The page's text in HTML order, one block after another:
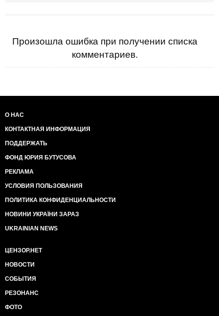
Произошла ошибка при получении списка
комментариев.
О НАС
КОНТАКТНАЯ ИНФОРМАЦИЯ
ПОДДЕРЖАТЬ
ФОНД ЮРИЯ БУТУСОВА
РЕКЛАМА
УСЛОВИЯ ПОЛЬЗОВАНИЯ
ПОЛИТИКА КОНФИДЕНЦИАЛЬНОСТИ
НОВИНИ УКРАЇНИ ЗАРАЗ
UKRAINIAN NEWS
ЦЕНЗОР.НЕТ
НОВОСТИ
СОБЫТИЯ
РЕЗОНАНС
ФОТО